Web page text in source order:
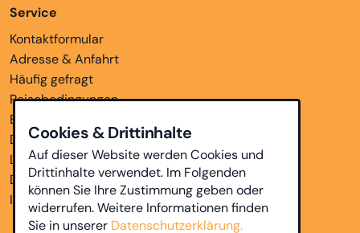
Service
Kontaktformular
Adresse & Anfahrt
Häufig gefragt
Reisebedingungen
Bankverbindungen
Downloads
Links
Datenschutz
Impressum
Cookies & Drittinhalte
Auf dieser Website werden Cookies und
Drittinhalte verwendet. Im Folgenden
können Sie Ihre Zustimmung geben oder
widerrufen. Weitere Informationen finden
Sie in unserer Datenschutzerklärung.